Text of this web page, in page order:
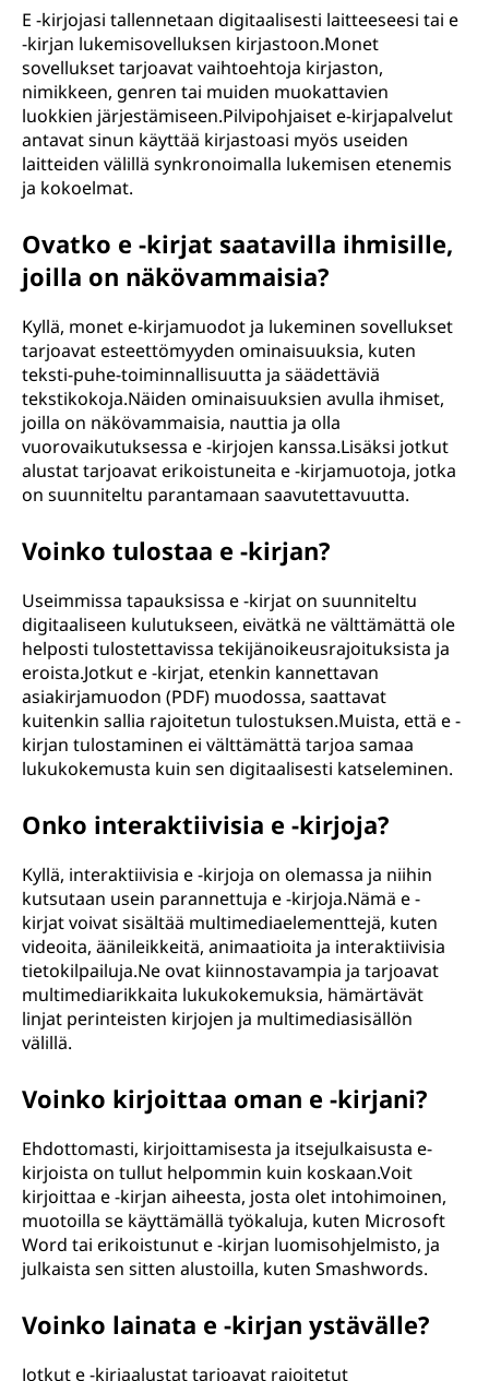
E -kirjojasi tallennetaan digitaalisesti laitteeseesi tai e
-kirjan lukemisovelluksen kirjastoon.Monet
sovellukset tarjoavat vaihtoehtoja kirjaston,
nimikkeen, genren tai muiden muokattavien
luokkien järjestämiseen.Pilvipohjaiset e-kirjapalvelut
antavat sinun käyttää kirjastoasi myös useiden
laitteiden välillä synkronoimalla lukemisen etenemis
ja kokoelmat.
Ovatko e -kirjat saatavilla ihmisille,
joilla on näkövammaisia?
Kyllä, monet e-kirjamuodot ja lukeminen sovellukset
tarjoavat esteettömyyden ominaisuuksia, kuten
teksti-puhe-toiminnallisuutta ja säädettäviä
tekstikokoja.Näiden ominaisuuksien avulla ihmiset,
joilla on näkövammaisia, nauttia ja olla
vuorovaikutuksessa e -kirjojen kanssa.Lisäksi jotkut
alustat tarjoavat erikoistuneita e -kirjamuotoja, jotka
on suunniteltu parantamaan saavutettavuutta.
Voinko tulostaa e -kirjan?
Useimmissa tapauksissa e -kirjat on suunniteltu
digitaaliseen kulutukseen, eivätkä ne välttämättä ole
helposti tulostettavissa tekijänoikeusrajoituksista ja
eroista.Jotkut e -kirjat, etenkin kannettavan
asiakirjamuodon (PDF) muodossa, saattavat
kuitenkin sallia rajoitetun tulostuksen.Muista, että e -
kirjan tulostaminen ei välttämättä tarjoa samaa
lukukokemusta kuin sen digitaalisesti katseleminen.
Onko interaktiivisia e -kirjoja?
Kyllä, interaktiivisia e -kirjoja on olemassa ja niihin
kutsutaan usein parannettuja e -kirjoja.Nämä e -
kirjat voivat sisältää multimediaelementtejä, kuten
videoita, äänileikkeitä, animaatioita ja interaktiivisia
tietokilpailuja.Ne ovat kiinnostavampia ja tarjoavat
multimediarikkaita lukukokemuksia, hämärtävät
linjat perinteisten kirjojen ja multimediasisällön
välillä.
Voinko kirjoittaa oman e -kirjani?
Ehdottomasti, kirjoittamisesta ja itsejulkaisusta e-
kirjoista on tullut helpommin kuin koskaan.Voit
kirjoittaa e -kirjan aiheesta, josta olet intohimoinen,
muotoilla se käyttämällä työkaluja, kuten Microsoft
Word tai erikoistunut e -kirjan luomisohjelmisto, ja
julkaista sen sitten alustoilla, kuten Smashwords.
Voinko lainata e -kirjan ystävälle?
Jotkut e -kirjaalustat tarjoavat rajoitetut